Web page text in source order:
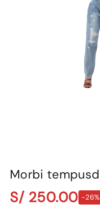
Morbi tempusd
S/ 250.00 -26%